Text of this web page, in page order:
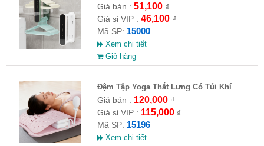
Dài
Giá bán : 51,100₫
Giá sỉ VIP : 46,100₫
Mã SP: 15000
Xem chi tiết
Giỏ hàng
Đệm Tập Yoga Thắt Lưng Có Túi Khí
Giá bán : 120,000₫
Giá sỉ VIP : 115,000₫
Mã SP: 15196
Xem chi tiết